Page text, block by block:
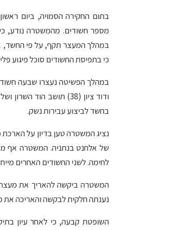
בתום החקירה הסמויה, ביום
מספר חשודים. מהמשטרה נודע,
במהלך המעצר תקף, על פי החשד,
כי בתפיסת החשודים סוכל פיגוע
ודוד ציון (38) תושב
בחשד לביצוע עבירות נשק.
נציג המשטרה טען בדיון על
של אלחנט בנתניה. המשטרה אף
לחימה. לשני החשודים האחרים
נענתה חלקית לבקשה והאריכה
השופטת קבעה, כי לאחר עיון